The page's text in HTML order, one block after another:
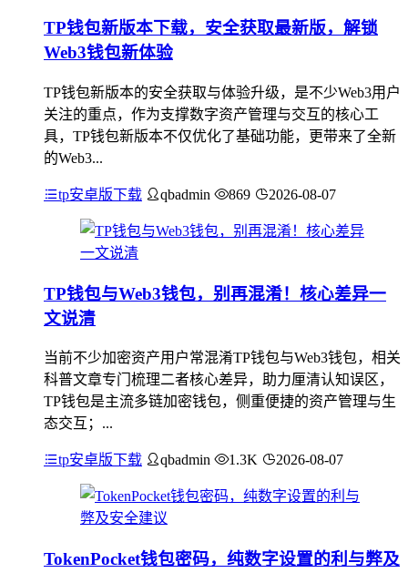
TP钱包新版本下载，安全获取最新版，解锁
Web3钱包新体验
TP钱包新版本的安全获取与体验升级，是不少Web3用户
关注的重点，作为支撑数字资产管理与交互的核心工
具，TP钱包新版本不仅优化了基础功能，更带来了全新
的Web3...
tp安卓版下载 qbadmin 869 2026-08-07
TP钱包与Web3钱包，别再混淆！核心差异一
文说清
当前不少加密资产用户常混淆TP钱包与Web3钱包，相关
科普文章专门梳理二者核心差异，助力厘清认知误区，
TP钱包是主流多链加密钱包，侧重便捷的资产管理与生
态交互；...
tp安卓版下载 qbadmin 1.3K 2026-08-07
TokenPocket钱包密码，纯数字设置的利与弊及